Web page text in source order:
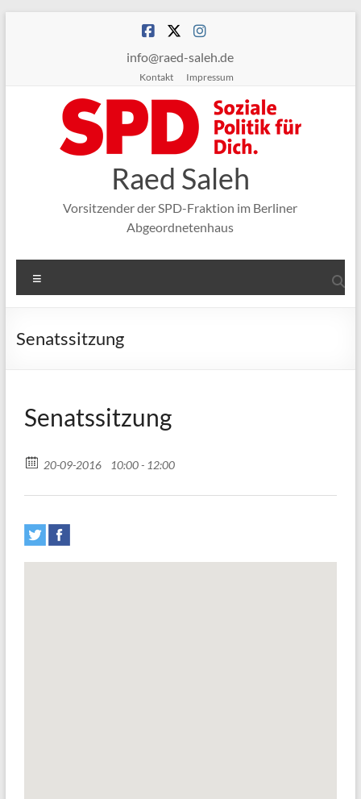
info@raed-saleh.de
Kontakt Impressum
Raed Saleh
Vorsitzender der SPD-Fraktion im Berliner
Abgeordnetenhaus
Senatssitzung
Senatssitzung
20-09-2016 10:00 - 12:00